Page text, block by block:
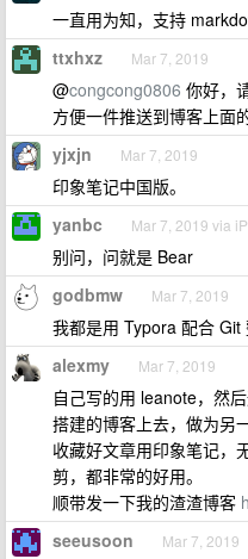
一直用为知，支持
ttxhxz Mar 7, 2019
@congcong0806 你好，
方便一件推送到博客上面
yjxjn Mar 7, 2019
印象笔记中国版。
yanbc Mar 7, 2019 via
别问，问就是 Bear
godbmw Mar 7, 2019
我都是用 Typora 配合 Git
alexmy Mar 7, 2019
自己写的用 leanote，然
搭建的博客上去，做为另
收藏好文章用印象笔记，
剪，都非常的好用。
顺带发一下我的渣渣博客
seeusoon Mar 7, 2019